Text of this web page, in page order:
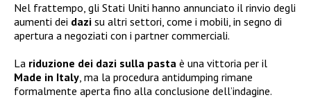
Nel frattempo, gli Stati Uniti hanno annunciato il rinvio degli
aumenti dei dazi su altri settori, come i mobili, in segno di
apertura a negoziati con i partner commerciali.
La riduzione dei dazi sulla pasta è una vittoria per il
Made in Italy, ma la procedura antidumping rimane
formalmente aperta fino alla conclusione dell’indagine.